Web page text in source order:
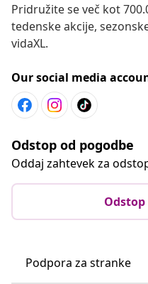
Pridružite se več kot
tedenske akcije,
vidaXL.
Our social media
Odstop od pogodbe
Oddaj zahtevek za
Podpora za stranke